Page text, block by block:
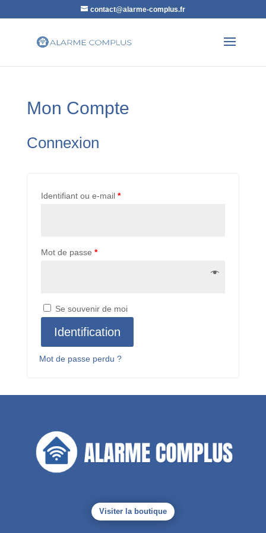
contact@alarme-complus.fr
Mon Compte
Connexion
Identifiant ou e-mail *
Mot de passe *
Se souvenir de moi
Identification
Mot de passe perdu ?
Visiter la boutique